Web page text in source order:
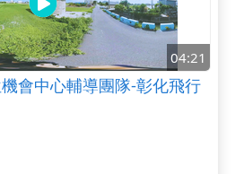
04:21
會中心輔導團隊-彰化飛行